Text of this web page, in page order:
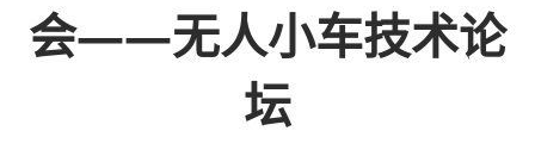
会——无人小车技术论
坛